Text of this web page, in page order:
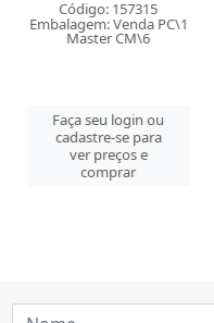
Código: 157329
Embalagem: Venda PC\1
Master CM\16
Faça seu login ou
cadastre-se para
ver preços e
comprar